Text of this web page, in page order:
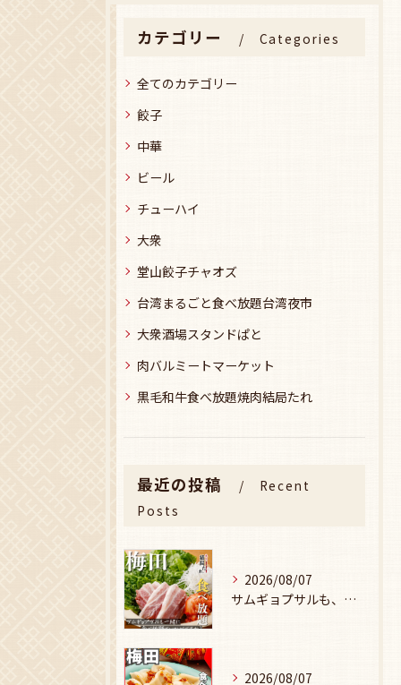
カテゴリー Categories
全てのカテゴリー
餃子
中華
ビール
チューハイ
大衆
堂山餃子チャオズ
台湾まるごと食べ放題台湾夜市
大衆酒場スタンドぱと
肉バルミートマーケット
黒毛和牛食べ放題焼肉結局たれ
最近の投稿
Recent
Posts
2026/08/07
サムギョプサルも、食べ放題で楽しみませんか？🥩
2026/08/07